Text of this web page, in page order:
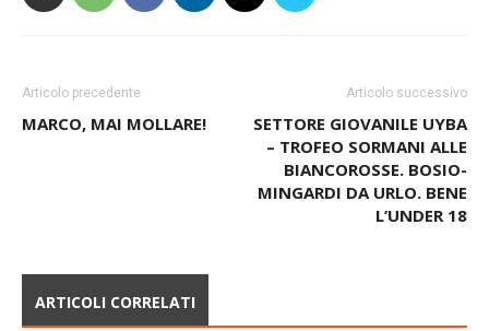
Articolo precedente
MARCO, MAI MOLLARE!
Articolo successivo
SETTORE GIOVANILE UYBA
– TROFEO SORMANI ALLE
BIANCOROSSE. BOSIO-
MINGARDI DA URLO. BENE
L’UNDER 18
ARTICOLI CORRELATI